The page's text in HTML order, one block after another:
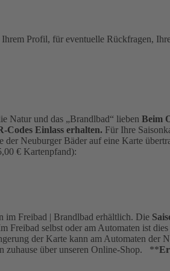
Profil, für eventuelle Rückfragen,
Natur und das „Brandlbad“ lieben Beim
Codes Einlass erhalten. Für Ihre
Neuburger Bäder auf eine Karte
€ Kartenpfand):
im Freibad | Brandlbad erhältlich. Die
selbst oder am Automaten ist
der Karte kann am Automaten der
zuhause über unseren Online-Shop. **